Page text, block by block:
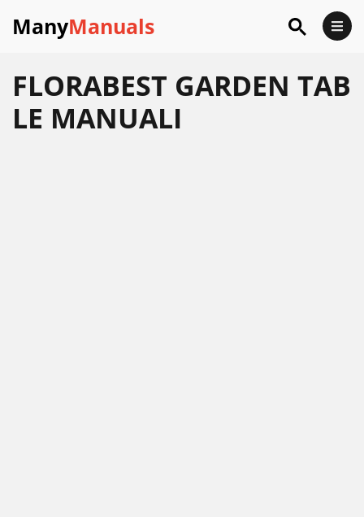
ManyManuals
FLORABEST GARDEN TAB
LE MANUALI